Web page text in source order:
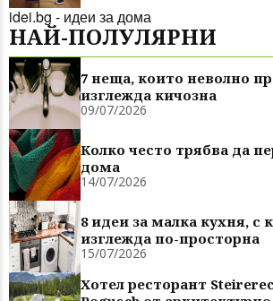
idei.bg - идеи за дома
НАЙ-ПОЛУЛЯРНИ
7 неща, които неволно
изглежда кичозна
09/07/2026
Колко често трябва да
дома
14/07/2026
8 идеи за малка кухня, с
изглежда по-просторна
15/07/2026
Хотел ресторант